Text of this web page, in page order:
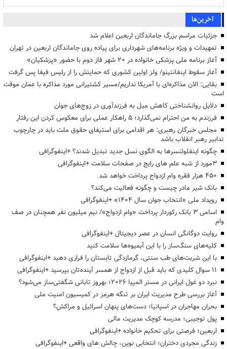
آخرین‌ها
جزئیات مراسم بزرگ جاماندگان اربعین اعلام شد
تمهیدات و ویژه برنامه‌های شهرداری برای پیاده روی جاماندگان اربعین در تهران
آغاز برنامه ملی پزشکی خانواده در ۲۰ شهر فاز دوم با حضور «پزشکیان»
آغاز سقوط اینفانتینو/ ولز اولین کشوری که حمایتش را از رئیس فیفا پس گرفت
بقایی: الان مذاکره‌ای با آمریکا نداریم/مسیر کشتیرانی مورد مذاکره با عمان موقت
است
دلایل روانشناختی کاهش میل به فرزندآوری در زوج‌های جوان
فرزندم به من احترام نمی‌گذارد؛ ۵ راهکار عملی برای معکوس کردن این رفتار
مجلس خبرگان رهبری: هر اقدامی برای استیفای حقوق ملت باید در چارچوب
تدابیر رهبر انقلاب باشد
چگونه اینفلوئنسرها به الگوی نسل جدید تبدیل شدند؟ +اینفوگرافی
3مورد از شبه علم های رایج در صفحات سلامت +اینفوگرافی
۴۵۰ هزار فقره وام ازدواج پرداخت خواهد شد
بانک شیر مادر چیست و چگونه فعالیت می‌کند؟
رویداد ملی «انتخاب جوان سال ۱۴۰۴» +اینفوگرافی
اسامی ۳ بانک رکوردار پرداخت «وام ازدواج»/ نیم میلیون نفر همچنان در صف
وام
روایت دوگانگی انسان در عصر دیجیتال +اینفوگرافی
کلیه‌های سنگ‌ساز را با این آبمیوه‌ها سلامت کنید
با این شربت‌های طب سنتی، گرمازدگی تابستان را فراری دهید +اینفوگرافی
۱۱ سوال کلیدی که باید قبل از ازدواج از همسر آینده‌تان بپرسید +اینفوگرافی
نبرد دو غول ایرانی در مستر المپیا ۲۰۲۶؛ بهروز تابانی شگفتی‌ساز می‌شود؟
آغاز بررسی طرح مدیریت ایران بر تنگه هرمز در کمیسیون امنیت ملی
بحران مهاجران در اسپانیا؛ دست‌های پنهان اسرائیل و مراکش؟
پول توجیبی؛ مدرسه کوچک مدیریت مالی
اربعین؛ فرصتی برای تحکیم خانواده +اینفوگرافی
زندگی مجردی دختران؛ انتخابی نوین، چالش های واقعی +اینفوگرافی